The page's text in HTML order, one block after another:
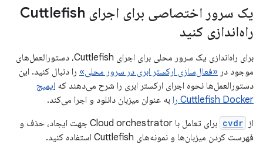
یک سرور اختصاصی برای اجرای Cuttlefish
راه‌اندازی کنید
برای راه‌اندازی یک سرور محلی برای اجرای Cuttlefish، دستورالعمل‌های
موجود در «فعال‌سازی ارکستر ابری در سرور محلی» را دنبال کنید. این
دستورالعمل‌ها نحوه اجرای ارکستر ابری را شرح می‌دهند که ایمیج
Cuttlefish Docker را
به عنوان میزبان دانلود و اجرا می‌کند.
از cvdr
برای تعامل با Cloud orchestrator جهت ایجاد، حذف و
فهرست کردن میزبان‌ها و نمونه‌های Cuttlefish استفاده کنید.